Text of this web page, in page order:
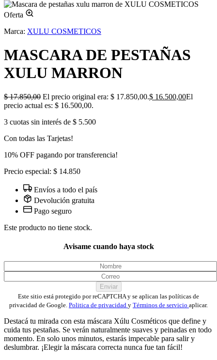
Oferta
Marca: XULU COSMETICOS
MASCARA DE PESTAÑAS
XULU MARRON
$17.850,00 El precio original era: $ 17.850,00.$ 16.500,00El
precio actual es: $ 16.500,00.
3 cuotas sin interés de $ 5.500
Con todas las Tarjetas!
10% OFF pagando por transferencia!
Precio especial: $ 14.850
Envíos a todo el país
Devolución gratuita
Pago seguro
Este producto no tiene stock.
Avisame cuando haya stock
Enviar
Este sitio está protegido por reCAPTCHA y se aplican las políticas de
privacidad de Google. Politica de privacidad y Términos de servicio aplicar.
Destacá tu mirada con esta máscara Xúlu Cosméticos que define y
cuida tus pestañas. Se verán naturalmente suaves y peinadas en todo
momento. En solo unos minutos, estarás impecable para salir y
deslumbrar. ¡Elegir la máscara correcta nunca fue tan fácil!